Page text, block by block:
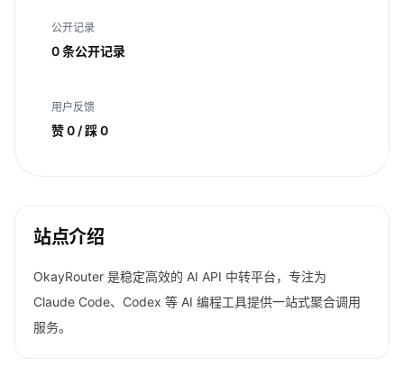
公开记录
0 条公开记录
用户反馈
赞 0 / 踩 0
站点介绍
OkayRouter 是稳定高效的 AI API 中转平台，专注为
Claude Code、Codex 等 AI 编程工具提供一站式聚合调用
服务。